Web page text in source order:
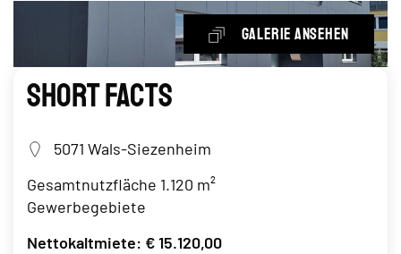
Galerie ansehen
Short Facts
5071 Wals-Siezenheim
Gesamtnutzfläche 1.120 m²
Gewerbegebiete
Nettokaltmiete: € 15.120,00